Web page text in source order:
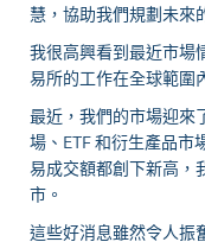
慧，協助我們規劃未來
我很高興看到最近市場
易所的工作在全球範圍
最近，我們的市場迎來
場、ETF 和衍生產品市
易成交額都創下新高，
市。
這些好消息雖然令人振